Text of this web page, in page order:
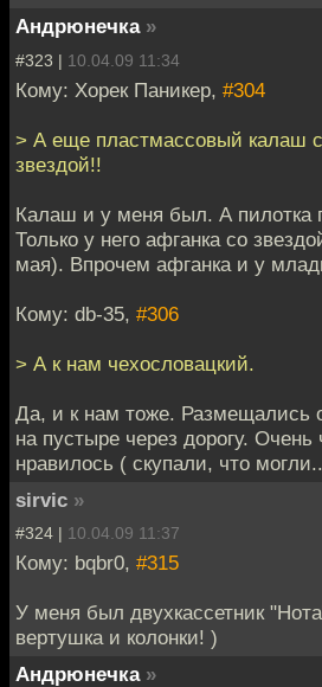
Андрюнечка »
#323 | 10.04.09 11:34
Кому: Хорек Паникер, #304
> А еще пластмассовый калаш
звездой!!
Калаш и у меня был. А пилотка
Только у него афганка со
мая). Впрочем афганка и у
Кому: db-35, #306
> А к нам чехословацкий.
Да, и к нам тоже. Размещались
на пустыре через дорогу.
нравилось ( скупали, что
sirvic »
#324 | 10.04.09 11:37
Кому: bqbr0, #315
У меня был двухкассетник
вертушка и колонки! )
Андрюнечка »